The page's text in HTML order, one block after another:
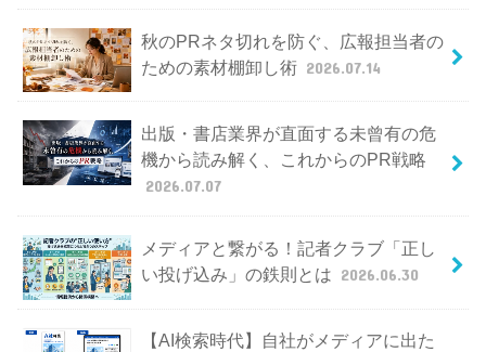
秋のPRネタ切れを防ぐ、広報担当者の
ための素材棚卸し術 2026.07.14
出版・書店業界が直面する未曾有の危
機から読み解く、これからのPR戦略
2026.07.07
メディアと繋がる！記者クラブ「正し
い投げ込み」の鉄則とは 2026.06.30
【AI検索時代】自社がメディアに出た